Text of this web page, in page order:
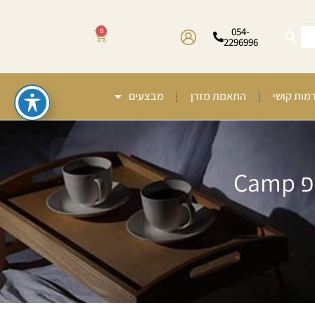
054-
2296996
0
קושי התאמת מזרן מבצעים
מזרן זוגי אורתופדי משולב קפיצי Multi System טוליפ סטייל פילוטופ Camp